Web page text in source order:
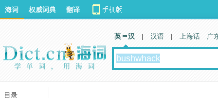
海词 权威词典 翻译
英 汉 | 汉语 | 上海话 广
目录